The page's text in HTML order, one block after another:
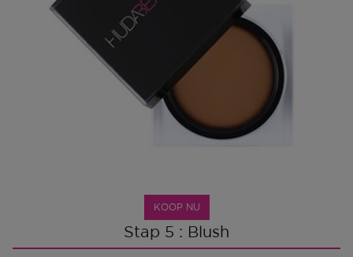
KOOP NU
Stap 5 : Blush